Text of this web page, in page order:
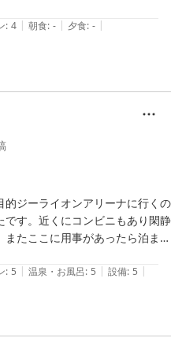
: 4 | 朝食: - | 夕食: - |
ジーライオンアリーナに行くの
す。近くにコンビニもあり閑静
たここに用事があったら泊まり
: 5 | 温泉・お風呂: 5 | 設備: 5 |